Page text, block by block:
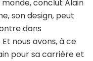
conclut Alain
son design, peut
dans
Et nous avons, à ce
pour sa carrière et